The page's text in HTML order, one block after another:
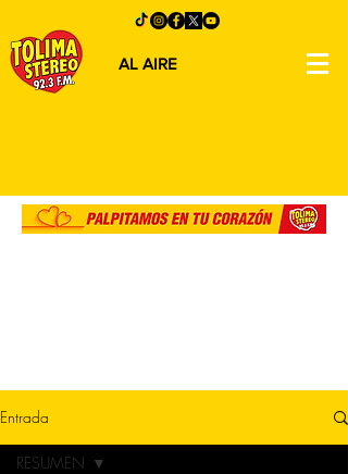
AL AIRE
Entrada
RESUMEN